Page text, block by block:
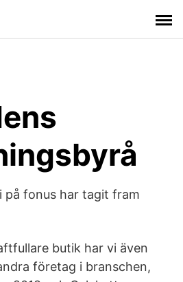
på fonus har tagit fram
butik har vi även
företag i branschen,